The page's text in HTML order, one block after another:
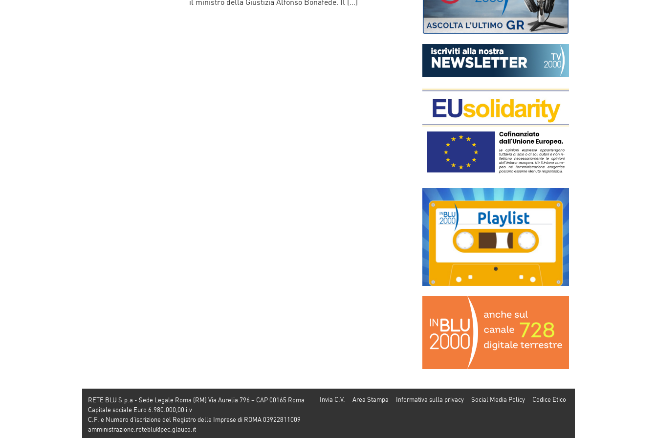
Invia C.V. Area Stampa Informativa sulla privacy Social Media Policy Codice Etico
RETE BLU S.p.a - Sede Legale Roma (RM) Via Aurelia 796 – CAP 00165 Roma
Capitale sociale Euro 6.980.000,00 i.v
C.F. e Numero d’iscrizione del Registro delle Imprese di ROMA 03922811009
amministrazione.reteblu@pec.glauco.it